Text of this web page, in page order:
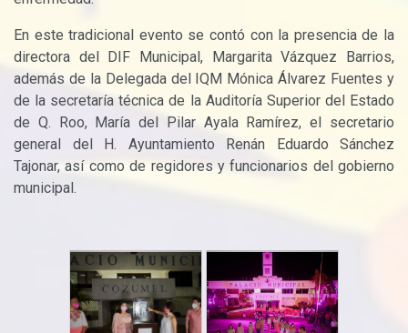
En este tradicional evento se contó con la presencia de la
directora del DIF Municipal, Margarita Vázquez Barrios,
además de la Delegada del IQM Mónica Álvarez Fuentes y
de la secretaría técnica de la Auditoría Superior del Estado
de Q. Roo, María del Pilar Ayala Ramírez, el secretario
general del H. Ayuntamiento Renán Eduardo Sánchez
Tajonar, así como de regidores y funcionarios del gobierno
municipal.